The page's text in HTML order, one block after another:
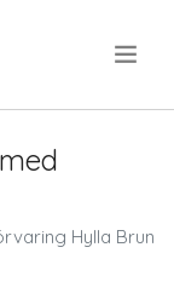
Hylla Brun